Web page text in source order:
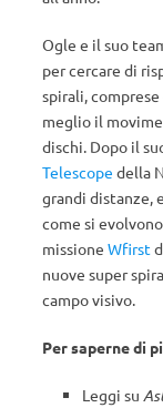
Ogle e il suo
per cercare di
spirali,
meglio il
dischi. Dopo il
Telescope della
grandi distanze,
come si
missione Wfirst
nuove super
campo visivo.
Per saperne di
Leggi su